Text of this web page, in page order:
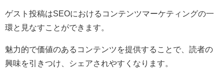
ゲスト投稿はSEOにおけるコンテンツマーケティングの一
環と見なすことができます。
魅力的で価値のあるコンテンツを提供することで、読者の
興味を引きつけ、シェアされやすくなります。